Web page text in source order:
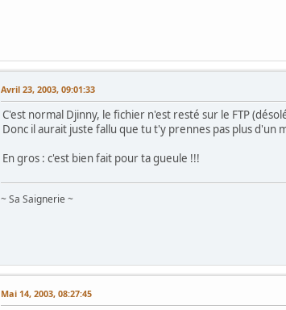
Avril 23, 2003, 09:01:33
C'est normal Djinny, le fichier n'est resté sur le FTP
Donc il aurait juste fallu que tu t'y prennes pas plus
En gros : c'est bien fait pour ta gueule !!!
~ Sa Saignerie ~
Mai 14, 2003, 08:27:45